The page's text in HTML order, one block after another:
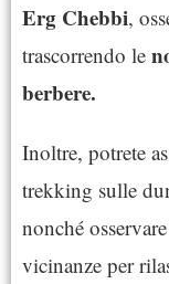
Erg Chebbi,
trascorrendo le
berbere.
Inoltre, potrete
trekking sulle
nonché
vicinanze per